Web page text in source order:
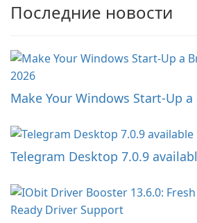
Последние новости
Make Your Windows Start-Up a
Telegram Desktop 7.0.9